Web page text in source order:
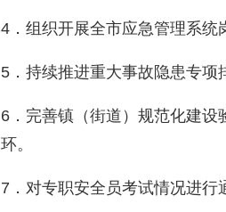
4．组织开展全市应急管理系统
5．持续推进重大事故隐患专项
6．完善镇（街道）规范化建设
环。
7．对专职安全员考试情况进行